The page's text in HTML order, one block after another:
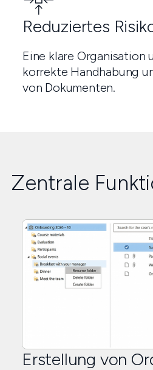
Reduziertes
Eine klare Organisation
korrekte Handhabung
von Dokumenten.
Zentrale
Erstellung von